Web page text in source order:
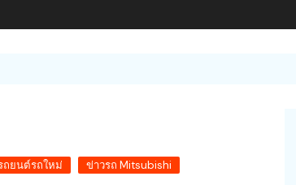
ถยนต์รถใหม่ ข่าวรถ Mitsubishi